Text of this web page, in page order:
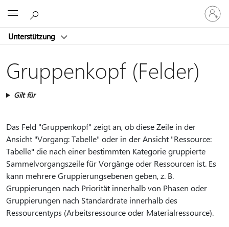
Unterstützung
Bei
Ihrem
Konto
Gruppenkopf (Felder)
Gilt für
Das Feld "Gruppenkopf" zeigt an, ob diese Zeile in der
Ansicht "Vorgang: Tabelle" oder in der Ansicht "Ressource:
Tabelle" die nach einer bestimmten Kategorie gruppierte
Sammelvorgangszeile für Vorgänge oder Ressourcen ist. Es
kann mehrere Gruppierungsebenen geben, z. B.
Gruppierungen nach Priorität innerhalb von Phasen oder
Gruppierungen nach Standardrate innerhalb des
Ressourcentyps (Arbeitsressource oder Materialressource).